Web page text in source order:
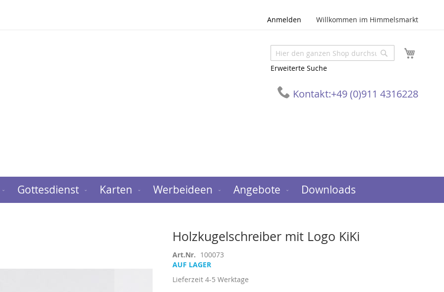
Anmelden Willkommen im Himmelsmarkt
Suche
Erweiterte Suche
Suche
Kontakt:+49 (0)911 4316228
Gottesdienst Karten Werbeideen Angebote Downloads
Holzkugelschreiber mit Logo KiKi
Art.Nr. 100073
AUF LAGER
Lieferzeit 4-5 Werktage